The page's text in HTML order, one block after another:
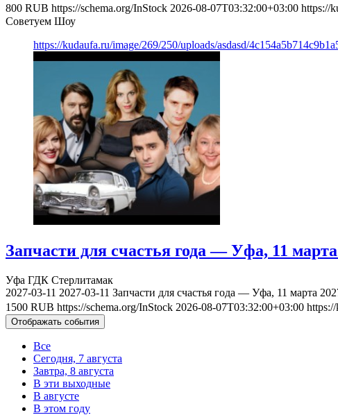
800 RUB https://schema.org/InStock 2026-08-07T03:32:00+03:00 https://
Советуем Шоу
https://kudaufa.ru/image/269/250/uploads/asdasd/
Запчасти для счастья года — Уфа, 11
Уфа ГДК Стерлитамак
2027-03-11 2027-03-11 Запчасти для счастья года — Уфа, 11 марта
1500 RUB https://schema.org/InStock 2026-08-07T03:32:00+03:00
Отображать события
Все
Сегодня, 7 августа
Завтра, 8 августа
В эти выходные
В августе
В этом году